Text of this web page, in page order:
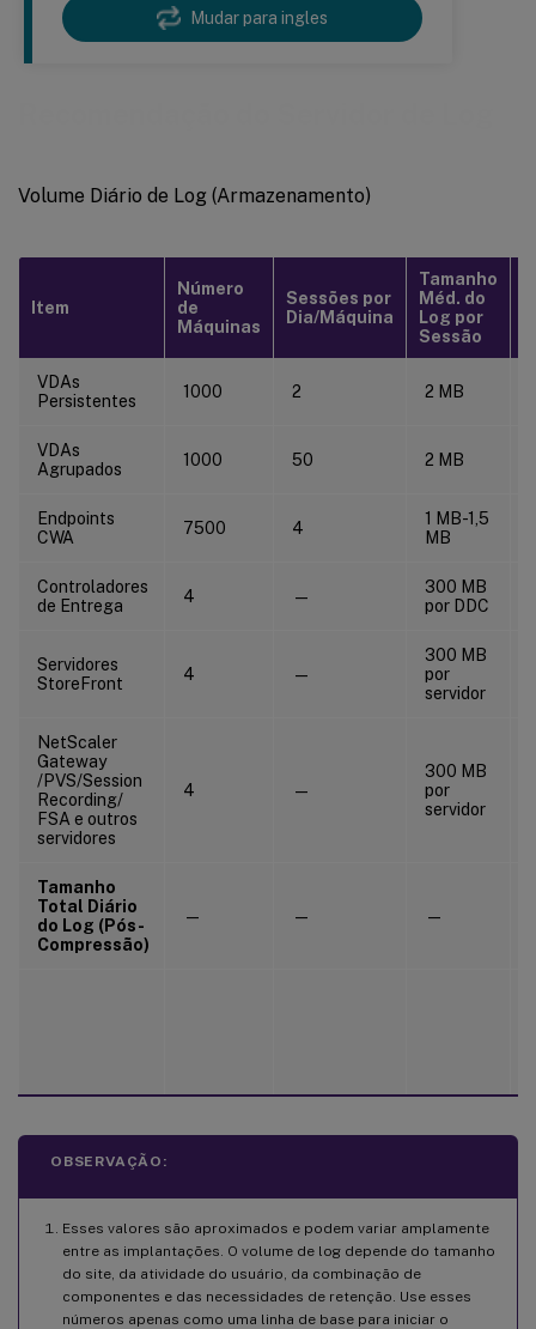
Mudar para ingles
Volume Diário de Log (Armazenamento)
Item
Número
de
Máquinas
Sessões por
Dia/Máquina
Tamanho
Méd. do
Log por
Sessão
VDAs
Persistentes
1000 2 2 MB
VDAs
Agrupados
1000 50 2 MB
Endpoints
CWA
7500 4
1 MB-1,5
MB
Controladores
de Entrega
4 —
300 MB
por DDC
Servidores
StoreFront
4 —
300 MB
por
servidor
NetScaler
Gateway
/PVS/Session
Recording/
FSA e outros
servidores
4 —
300 MB
por
servidor
Tamanho
Total Diário
do Log (Pós-
Compressão)
— — —
OBSERVAÇÃO:
Esses valores são aproximados e podem variar amplamente
entre as implantações. O volume de log depende do tamanho
do site, da atividade do usuário, da combinação de
componentes e das necessidades de retenção. Use esses
números apenas como uma linha de base para iniciar o